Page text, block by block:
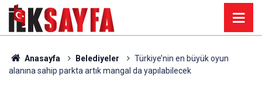
Anasayfa Belediyeler
Türkiye’nin en büyük oyun
alanına sahip parkta artık mangal da yapılabilecek